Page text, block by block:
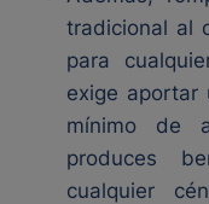
tradicional al
para
exige aportar
mínimo de
produces
cualquier